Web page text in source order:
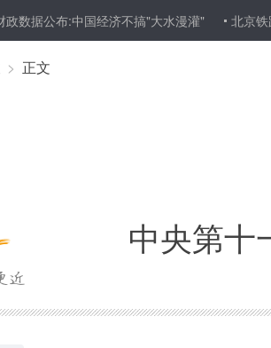
:中国经济不搞"大水漫灌" 北京铁路局：“
> 正文
中央第十